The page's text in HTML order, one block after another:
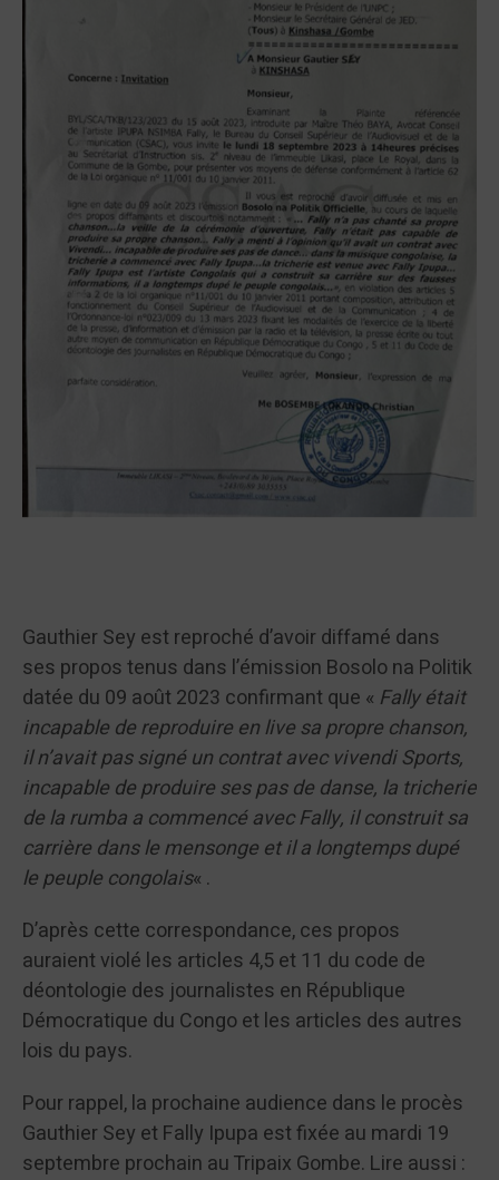
Gauthier Sey est reproché d’avoir diffamé dans
ses propos tenus dans l’émission Bosolo na Politik
datée du 09 août 2023 confirmant que « Fally était
incapable de reproduire en live sa propre chanson,
il n’avait pas signé un contrat avec vivendi Sports,
incapable de produire ses pas de danse, la tricherie
de la rumba a commencé avec Fally, il construit sa
carrière dans le mensonge et il a longtemps dupé
le peuple congolais« .
D’après cette correspondance, ces propos
auraient violé les articles 4,5 et 11 du code de
déontologie des journalistes en République
Démocratique du Congo et les articles des autres
lois du pays.
Pour rappel, la prochaine audience dans le procès
Gauthier Sey et Fally Ipupa est fixée au mardi 19
septembre prochain au Tripaix Gombe. Lire aussi :